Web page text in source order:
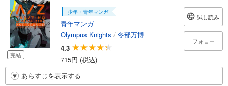
完結
少年・青年マンガ
青年マンガ
Olympus Knights / 冬部万博
4.3
715円 (税込)
試し読み
フォロー
あらすじを表示する